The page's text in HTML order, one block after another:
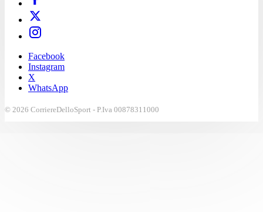
Facebook
Instagram
X
WhatsApp
© 2026 CorriereDelloSport - P.Iva 00878311000